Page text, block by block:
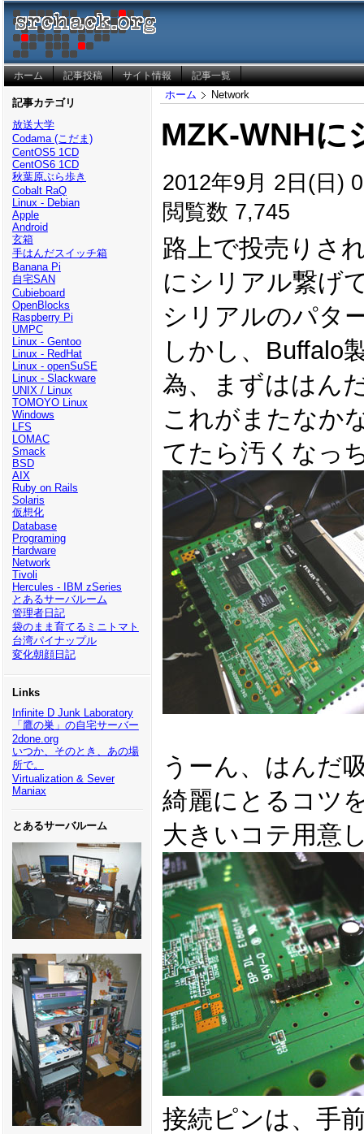
ホーム 記事投稿 サイト情報 記事一覧
記事カテゴリ
放送大学
Codama (こだま)
CentOS5 1CD
CentOS6 1CD
秋葉原ぶら歩き
Cobalt RaQ
Linux - Debian
Apple
Android
玄箱
手はんだスイッチ箱
Banana Pi
自宅SAN
Cubieboard
OpenBlocks
Raspberry Pi
UMPC
Linux - Gentoo
Linux - RedHat
Linux - openSuSE
Linux - Slackware
UNIX / Linux
TOMOYO Linux
Windows
LFS
LOMAC
Smack
BSD
AIX
Ruby on Rails
Solaris
仮想化
Database
Programing
Hardware
Network
Tivoli
Hercules - IBM zSeries
とあるサーバルーム
管理者日記
袋のまま育てるミニトマト
台湾パイナップル
変化朝顔日記
Links
Infinite D Junk Laboratory
「鷹の巣」の自宅サーバー
2done.org
いつか、そのとき、あの場
所で。
Virtualization & Sever
Maniax
とあるサーバルーム
ホーム Network
MZK-WNHに
2012年9月 2日(日)
閲覧数 7,745
路上で投売りさ
にシリアル繋げ
シリアルのパタ
しかし、Buffalo
為、まずははん
これがまたなか
てたら汚くなっ
うーん、はんだ
綺麗にとるコツ
大きいコテ用意
接続ピンは、手